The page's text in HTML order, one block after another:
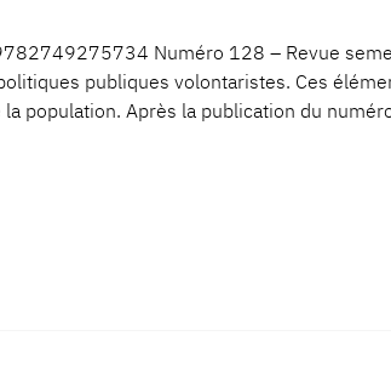
Numéro 128 – Revue
publiques volontaristes. Ces
la population. Après la publication du